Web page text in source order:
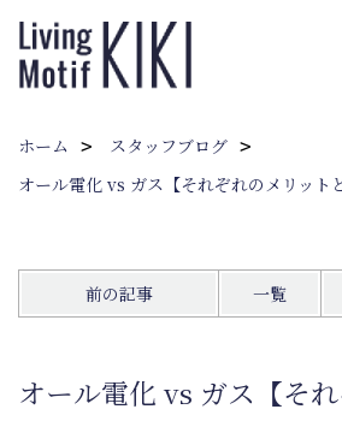
ホーム
スタッフブログ
オール電化 vs ガス【それぞれのメリット
前の記事 一覧
オール電化 vs ガス【そ